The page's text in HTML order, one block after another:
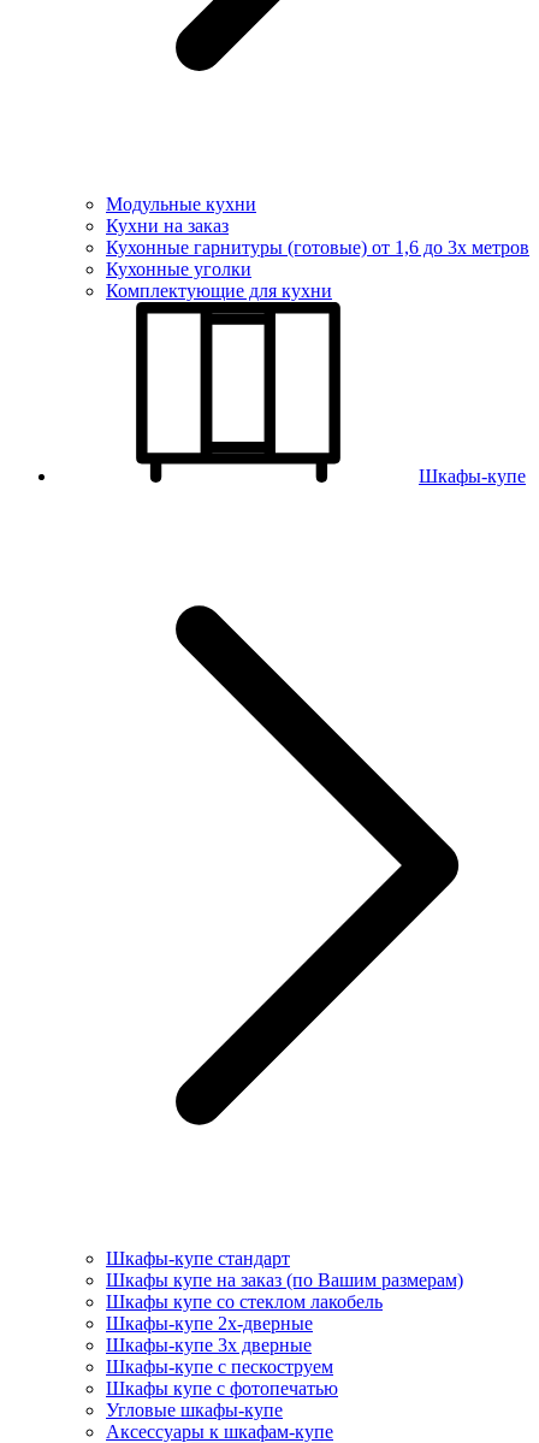
Модульные кухни
Кухни на заказ
Кухонные гарнитуры (готовые) от 1,6 до 3х метров
Кухонные уголки
Комплектующие для кухни
Шкафы-купе
Шкафы-купе стандарт
Шкафы купе на заказ (по Вашим размерам)
Шкафы купе со стеклом лакобель
Шкафы-купе 2х-дверные
Шкафы-купе 3х дверные
Шкафы-купе с пескоструем
Шкафы купе с фотопечатью
Угловые шкафы-купе
Аксессуары к шкафам-купе